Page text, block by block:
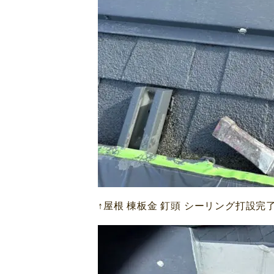
↑屋根 棟板金 釘頭 シーリング打設完